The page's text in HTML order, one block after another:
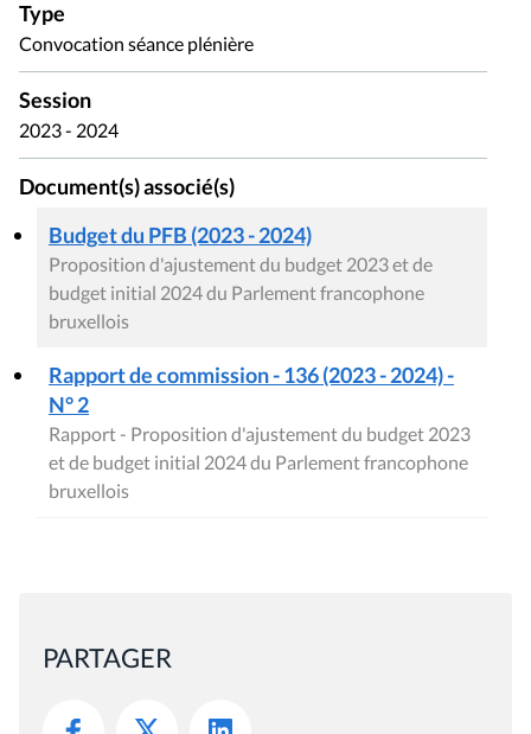
Type
Convocation séance plénière
Session
2023 - 2024
Document(s) associé(s)
Budget du PFB (2023 - 2024)
Proposition d'ajustement du budget 2023 et de
budget initial 2024 du Parlement francophone
bruxellois
Rapport de commission - 136 (2023 - 2024) -
N° 2
Rapport - Proposition d'ajustement du budget 2023
et de budget initial 2024 du Parlement francophone
bruxellois
PARTAGER